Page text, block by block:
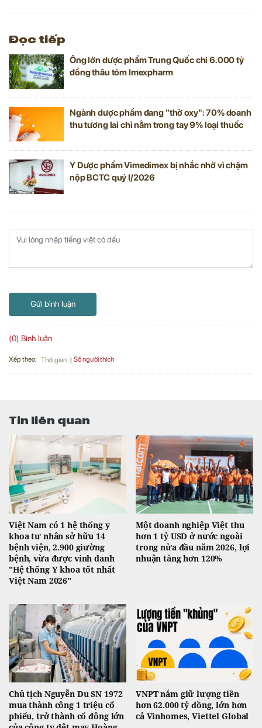
Đọc tiếp
Ông lớn dược phẩm Trung Quốc chi 6.000 tỷ
đồng thâu tóm Imexpharm
Ngành dược phẩm đang "thở oxy": 70% doanh
thu tương lai chỉ nằm trong tay 9% loại thuốc
Y Dược phẩm Vimedimex bị nhắc nhở vì chậm
nộp BCTC quý I/2026
Gửi bình luận
(0) Bình luận
Xếp theo: Thời gian Số người thích
Tin liên quan
Việt Nam có 1 hệ thống y
khoa tư nhân sở hữu 14
bệnh viện, 2.900 giường
bệnh, vừa được vinh danh
"Hệ thống Y khoa tốt nhất
Việt Nam 2026"
Một doanh nghiệp Việt thu
hơn 1 tỷ USD ở nước ngoài
trong nửa đầu năm 2026, lợi
nhuận tăng hơn 120%
Chủ tịch Nguyễn Du SN 1972
mua thành công 1 triệu cổ
phiếu, trở thành cổ đông lớn
VNPT nắm giữ lượng tiền
hơn 62.000 tỷ đồng, lớn hơn
cả Vinhomes, Viettel Global